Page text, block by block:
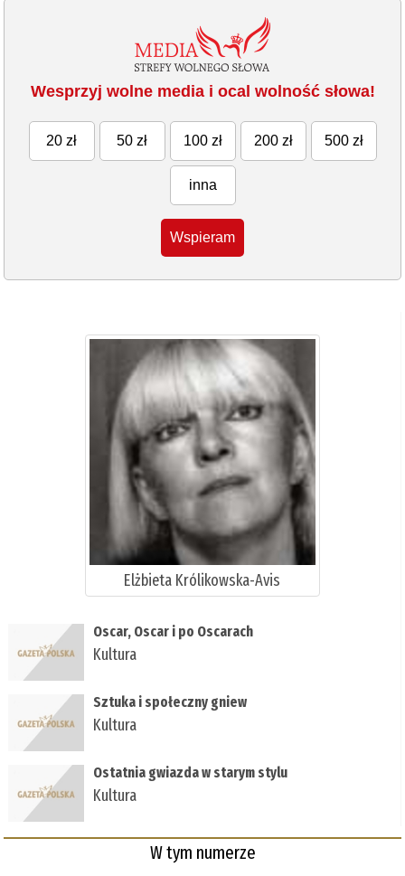
Wesprzyj wolne media i ocal wolność słowa!
20 zł 50 zł 100 zł 200 zł 500 zł
inna
Wspieram
Elżbieta Królikowska-Avis
Oscar, Oscar i po Oscarach
Kultura
Sztuka i społeczny gniew
Kultura
Ostatnia gwiazda w starym stylu
Kultura
W tym numerze